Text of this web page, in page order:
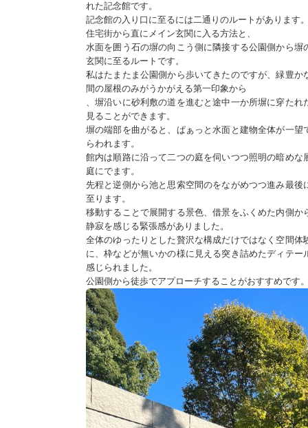
れた記念館です。
記念館の入り口に至るには二通りのルートがあります
住宅街から直にメイン玄関に入る方法と、
水面を囲う石の塀の向こう側に隣接する公園側から塀
玄関に至るルートです。
私はたまたま公園側から歩いてきたのですが、緑豊か
間の屋根のみがうかがえる第一印象から
、塀沿いに砂利敷の道を進むと途中一か所塀に穿たれ
見ることができます。
塀の端部を曲がると、ぱぁっと水面と建物全体が一望
らわれます。
館内は順路に沿って二つの庭を伺いつつ照明の暗めな
庭にでます。
先程と逆側から池と思索空間のをながめつつ進み最後
至ります。
移動することで展開する景色、借景をふくめた内側か
静寂を感じる緊張感がありました。
全体のゆったりとした贅沢な構成だけではなく空間体
に、枠などが無いかの様に見える突き詰めたディテー
感じられました。
公園側から徒歩でアプローチすることがおすすめです